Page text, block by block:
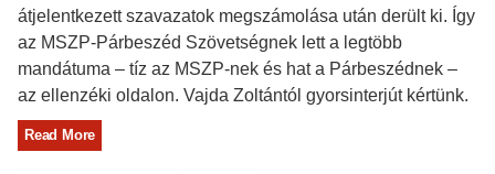
átjelentkezett szavazatok megszámolása után derült ki. Így
az MSZP-Párbeszéd Szövetségnek lett a legtöbb
mandátuma – tíz az MSZP-nek és hat a Párbeszédnek –
az ellenzéki oldalon. Vajda Zoltántól gyorsinterjút kértünk.
Read More